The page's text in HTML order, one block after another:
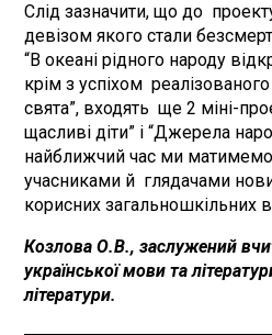
Слід зазначити, що до
девізом якого стали
“В океані рідного народу
крім з успіхом
свята”, входять ще 2 міні-
щасливі діти” і “Джерела
найближчий час ми матимемо
учасниками й глядачами
корисних загальношкільних
Козлова О.В., заслужений
української мови та
літератури.